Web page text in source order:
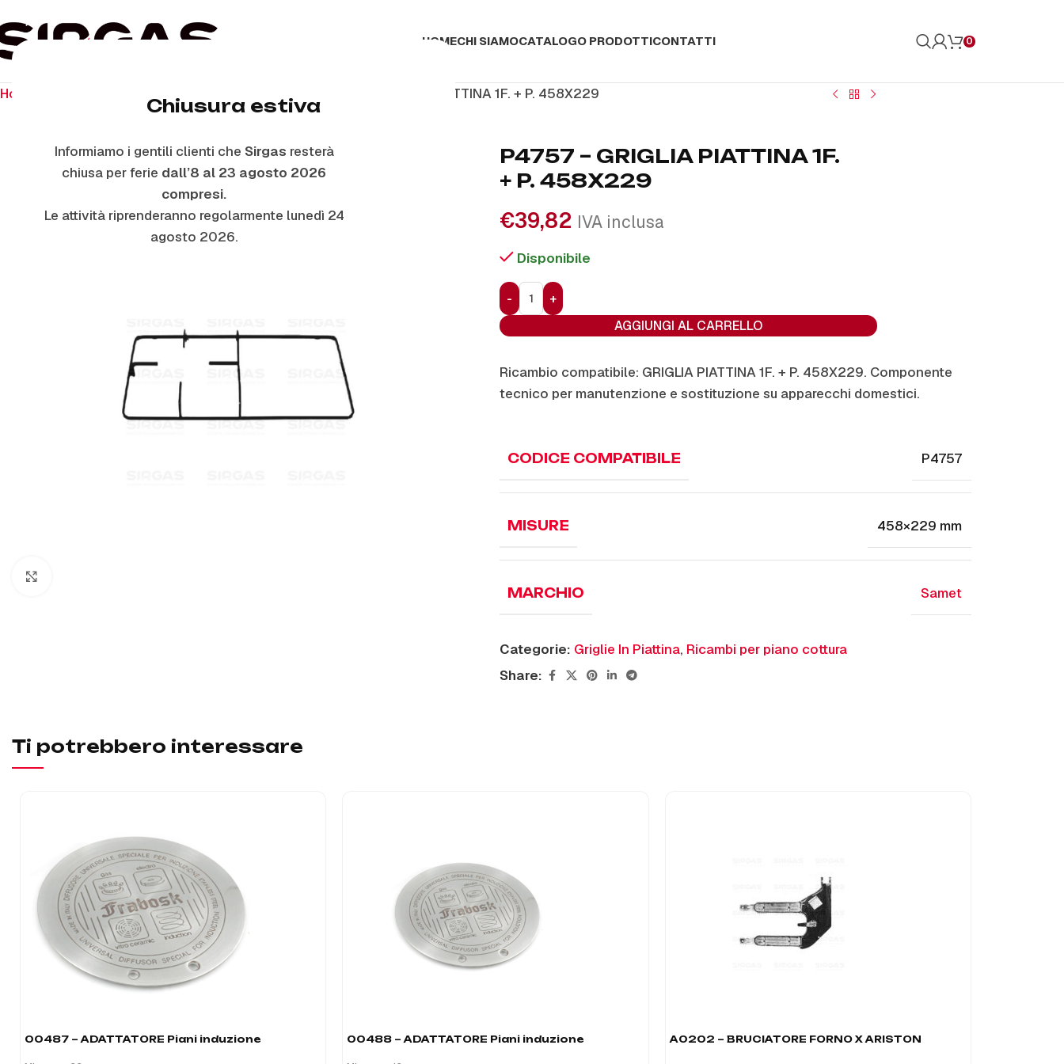
Chiusura estiva
Informiamo i gentili clienti che Sirgas resterà
chiusa per ferie dall’8 al 23 agosto 2026
compresi.
Le attività riprenderanno regolarmente lunedì 24
agosto 2026.
HOMECHI SIAMOCATALOGO PRODOTTICONTATTI 0
Home P4757 – GRIGLIA PIATTINA 1F. + P. 458X229
P4757 – GRIGLIA PIATTINA 1F.
+ P. 458X229
€39,82 IVA inclusa
Disponibile
AGGIUNGI AL CARRELLO
Ricambio compatibile: GRIGLIA PIATTINA 1F. + P. 458X229. Componente
tecnico per manutenzione e sostituzione su apparecchi domestici.
CODICE COMPATIBILE P4757
MISURE 458×229 mm
MARCHIO Samet
Categorie: Griglie In Piattina, Ricambi per piano cottura
Share:
Ti potrebbero interessare
00487 – ADATTATORE Piani induzione 00488 – ADATTATORE Piani induzione A0202 – BRUCIATORE FORNO X ARISTON